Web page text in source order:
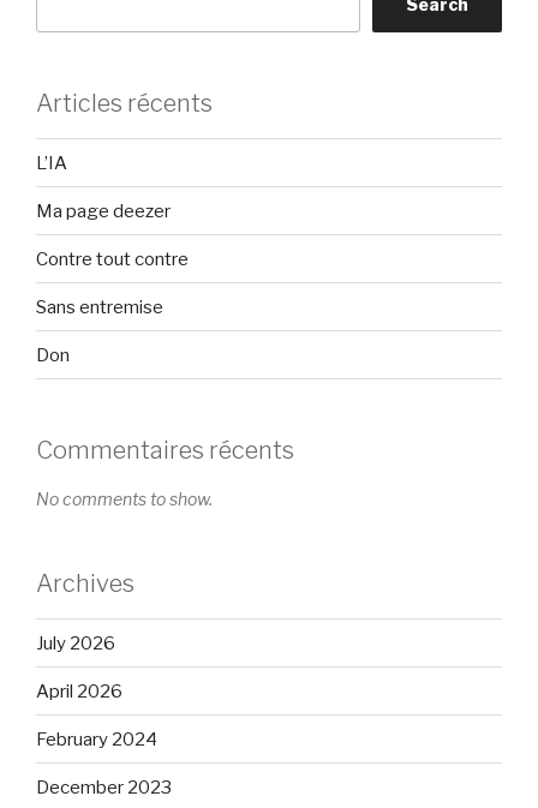
Articles récents
L’IA
Ma page deezer
Contre tout contre
Sans entremise
Don
Commentaires récents
No comments to show.
Archives
July 2026
April 2026
February 2024
December 2023